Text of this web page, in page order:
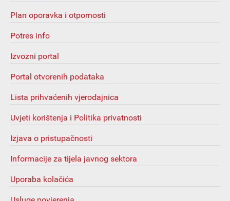
Plan oporavka i otpornosti
Potres info
Izvozni portal
Portal otvorenih podataka
Lista prihvaćenih vjerodajnica
Uvjeti korištenja i Politika privatnosti
Izjava o pristupačnosti
Informacije za tijela javnog sektora
Uporaba kolačića